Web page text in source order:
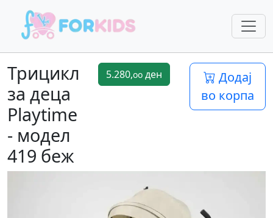
Трицикл
за деца
Playtime
- модел
419 беж
5.280,oo ден
Додај
во корпа